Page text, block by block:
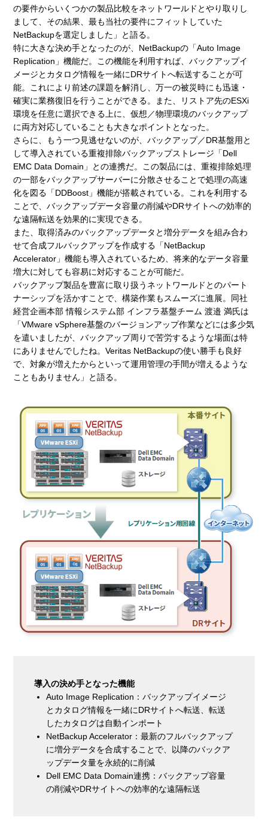
の要件からいくつかの製品比較をネットワールドとやり取りし
まして、その結果、最も当社の要件にフィットしていた
NetBackupを選定しました」と語る。
特に大きな決め手となったのが、NetBackupの「Auto Image
Replication」機能だ。この機能を利用すれば、バックアップイ
メージとカタログ情報を一緒にDRサイトへ転送することが可
能。これにより前述の課題を解消し、万一の被災時にも迅速・
確実に業務復旧を行うことができる。また、リストア先のESXi
環境を任意に選択できる上に、仮想／物理環境のバックアップ
に両方対応していることも大きなポイントとなった。
さらに、もう一つ見逃せないのが、バックアップ／DR基盤用と
して導入されている重複排除バックアップストレージ「Dell
EMC Data Domain」との連携だ。この製品には、重複排除処理
の一部をバックアップサーバーに分散させることで処理の高速
化を図る「DDBoost」機能が搭載されている。これを利用する
ことで、バックアップデータ容量の削減やDRサイトへの効率的
な遠隔転送を効果的に実現できる。
また、取得済みのバックアップデータと増分データを組み合わ
せて合成フルバックアップを作成する「NetBackup
Accelerator」機能も導入されているため、将来的なデータ容量
増大に対しても容易に対応することが可能だ。
バックアップ製品を豊富に取り扱うネットワールドとのパート
ナーシップを活かすことで、構築作業もスムーズに進展。同社
経営企画本部 情報システム部 インフラ基盤チーム 渡邉 満氏は
「VMware vSphere基盤のバージョンアップ作業などには多少気
を遣いましたが、バックアップ周りで苦労するような場面は特
にありませんでしたね。Veritas NetBackupの使い勝手も良好
で、対象が増えたからといって運用管理の手間が増えるような
こともありません」と語る。
導入の決め手となった機能
Auto Image Replication：バックアップイメージ
とカタログ情報を一緒にDRサイトへ転送、転送
したカタログは自動インポート
NetBackup Accelerator：最新のフルバックアップ
に増分データを合成することで、以降のバックア
ップデータ量を永続的に削減
Dell EMC Data Domain連携：バックアップ容量
の削減やDRサイトへの効率的な遠隔転送